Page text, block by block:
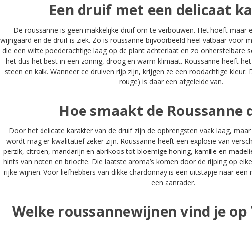
Een druif met een delicaat
De roussanne is geen makkelijke druif om te verbouwen. Het hoeft maar
wijngaard en de druif is ziek. Zo is roussanne bijvoorbeeld heel vatbaar voor
die een witte poederachtige laag op de plant achterlaat en zo onherstelbare
het dus het best in een zonnig, droog en warm klimaat. Roussanne heeft
steen en kalk. Wanneer de druiven rijp zijn, krijgen ze een roodachtige kleur.
rouge) is daar een afgeleide van.
Hoe smaakt de Roussanne
Door het delicate karakter van de druif zijn de opbrengsten vaak laag,
wordt mag er kwalitatief zeker zijn. Roussanne heeft een explosie van
perzik, citroen, mandarijn en abrikoos tot bloemige honing, kamille en
hints van noten en brioche. Die laatste aroma’s komen door de rijping op
rijke wijnen. Voor liefhebbers van dikke chardonnay is een uitstapje naar een
een aanrader.
Welke roussannewijnen vind je